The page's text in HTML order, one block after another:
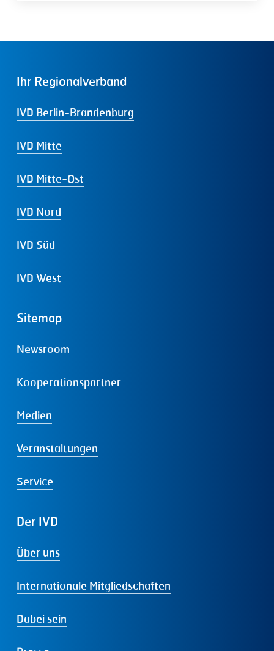
Ihr Regionalverband
IVD Berlin-Brandenburg
IVD Mitte
IVD Mitte-Ost
IVD Nord
IVD Süd
IVD West
Sitemap
Newsroom
Kooperationspartner
Medien
Veranstaltungen
Service
Der IVD
Über uns
Internationale Mitgliedschaften
Dabei sein